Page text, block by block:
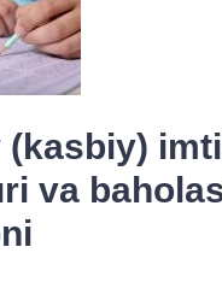
(kasbiy)
va